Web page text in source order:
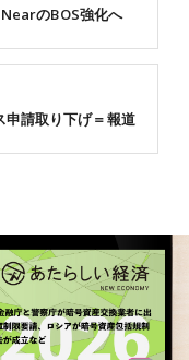
申請取り下げ＝報道
のBOS強化へ